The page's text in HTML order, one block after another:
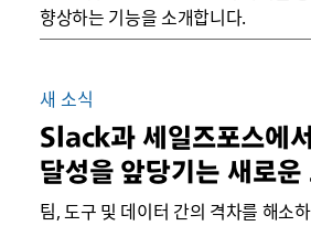
향상하는 기능을 소개합니다.
새 소식
Slack과 세일즈포스에
달성을 앞당기는 새로운
팀, 도구 및 데이터 간의 격차를 해소